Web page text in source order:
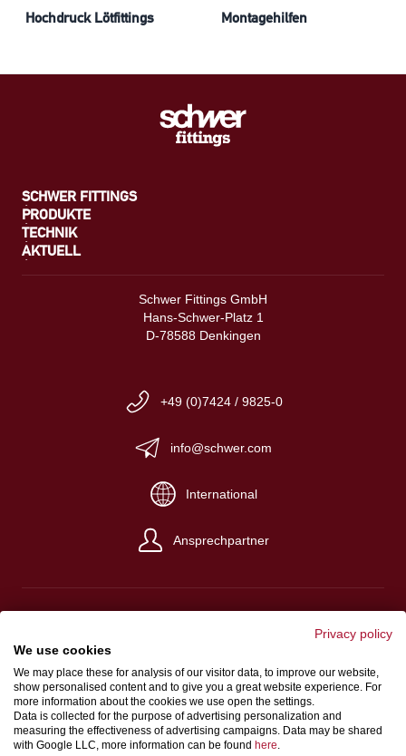
Hochdruck Lötfittings Montagehilfen
SCHWER FITTINGS
PRODUKTE
TECHNIK
AKTUELL
Schwer Fittings GmbH
Hans-Schwer-Platz 1
D-78588 Denkingen
+49 (0)7424 / 9825-0
info@schwer.com
International
Ansprechpartner
Impressum
Verkaufs-, Einkaufs- und Lieferbedingungen
Datenschutz
Hinweisgeberschutzgesetz
Privacy policy
We use cookies
We may place these for analysis of our visitor data, to improve our website,
show personalised content and to give you a great website experience. For
more information about the cookies we use open the settings.
Data is collected for the purpose of advertising personalization and
measuring the effectiveness of advertising campaigns. Data may be shared
with Google LLC, more information can be found here.